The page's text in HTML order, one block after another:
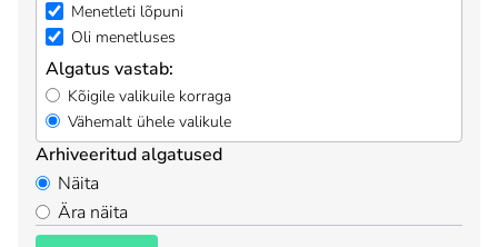
Menetleti lõpuni
Oli menetluses
Algatus vastab:
Kõigile valikuile korraga
Vähemalt ühele valikule
Arhiveeritud algatused
Näita
Ära näita